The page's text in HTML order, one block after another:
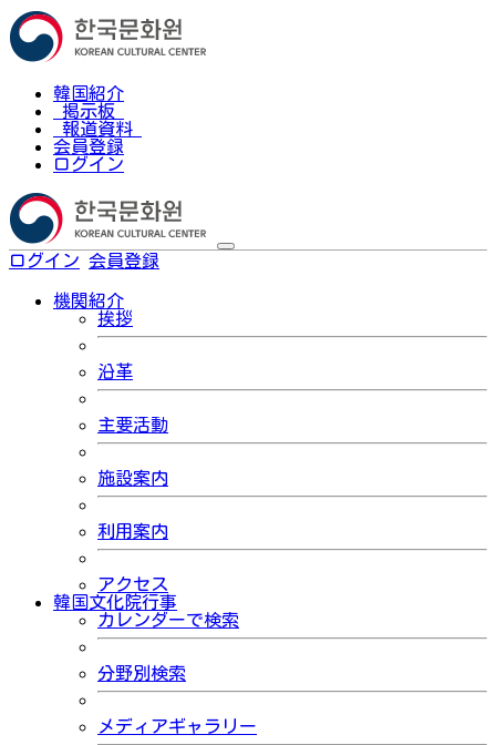
韓国紹介
掲示板
報道資料
会員登録
ログイン
ログイン 会員登録
機関紹介
挨拶
沿革
主要活動
施設案内
利用案内
アクセス
韓国文化院行事
カレンダーで検索
分野別検索
メディアギャラリー